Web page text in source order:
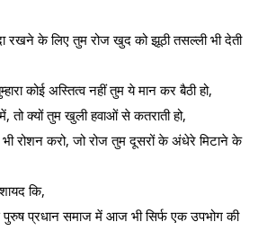
रखने के लिए तुम रोज खुद को झूठी तसल्ली भी देती
कोई अस्तित्व नहीं तुम ये मान कर बैठी हो,
क्यों तुम खुली हवाओं से कतराती हो,
रोशन करो, जो रोज तुम दूसरों के अंधेरे मिटाने के
कि,
प्रधान समाज में आज भी सिर्फ एक उपभोग की